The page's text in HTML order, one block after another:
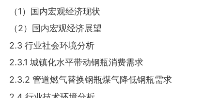
（1）国内宏观经济现状
（2）国内宏观经济展望
2.3 行业社会环境分析
2.3.1 城镇化水平带动钢瓶消费需求
2.3.2 管道燃气替换钢瓶煤气降低钢瓶需求